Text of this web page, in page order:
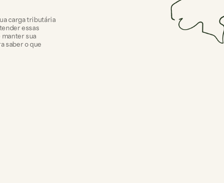
carga tributária
essas
manter sua
saber o que